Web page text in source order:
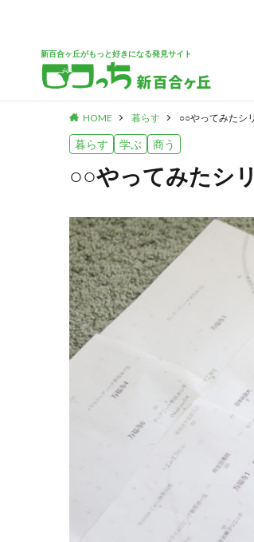
新百合ヶ丘がもっと好きになる発見サイト
HOME 暮らす ○○やってみたシ
暮らす 学ぶ 商う
○○やってみたシ